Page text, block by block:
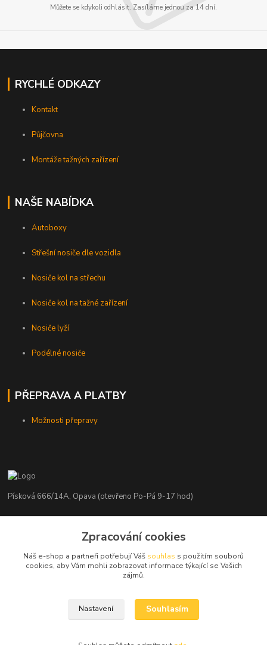
Můžete se kdykoli odhlásit. Zasíláme jednou za 14 dní.
RYCHLÉ ODKAZY
Kontakt
Půjčovna
Montáže tažných zařízení
NAŠE NABÍDKA
Autoboxy
Střešní nosiče dle vozidla
Nosiče kol na střechu
Nosiče kol na tažné zařízení
Nosiče lyží
Podélné nosiče
PŘEPRAVA A PLATBY
Možnosti přepravy
Písková 666/14A, Opava (otevřeno Po-Pá 9-17 hod)
+420 776 839 986
info@nosice.com
Zpracování cookies
Náš e-shop a partneři potřebují Váš souhlas s použitím souborů
cookies, aby Vám mohli zobrazovat informace týkající se Vašich
zájmů.
Nastavení Souhlasím